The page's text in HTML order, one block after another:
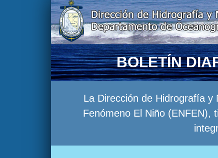
BOLETÍN
La Dirección de Hidrografía y
Fenómeno El Niño (ENFEN),